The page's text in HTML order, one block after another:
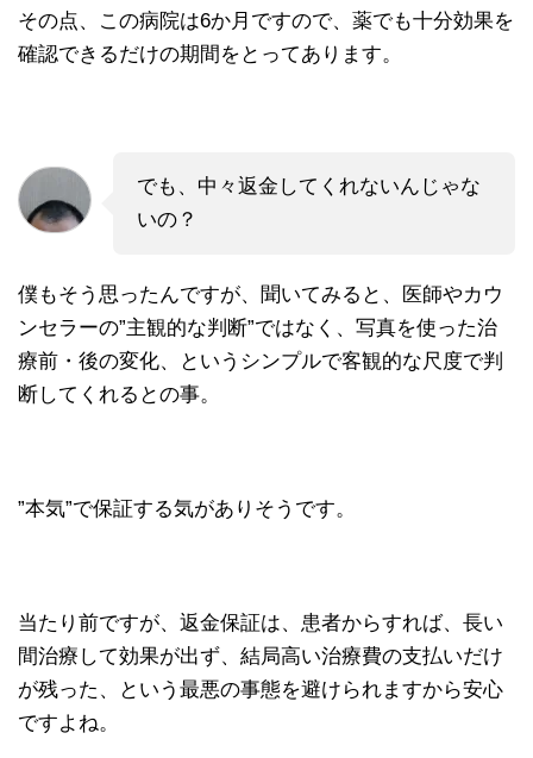
その点、この病院は6か月ですので、薬でも十分効果を
確認できるだけの期間をとってあります。
でも、中々返金してくれないんじゃな
いの？
僕もそう思ったんですが、聞いてみると、医師やカウ
ンセラーの”主観的な判断”ではなく、写真を使った治
療前・後の変化、というシンプルで客観的な尺度で判
断してくれるとの事。
”本気”で保証する気がありそうです。
当たり前ですが、返金保証は、患者からすれば、長い
間治療して効果が出ず、結局高い治療費の支払いだけ
が残った、という最悪の事態を避けられますから安心
ですよね。